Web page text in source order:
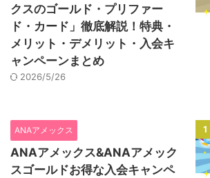
クスのゴールド・プリファー
ド・カード」徹底解説！特典・
メリット・デメリット・入会キ
ャンペーンまとめ
2026/5/26
1
ANAアメックス
ANAアメックス&ANAアメック
スゴールドお得な入会キャンペ